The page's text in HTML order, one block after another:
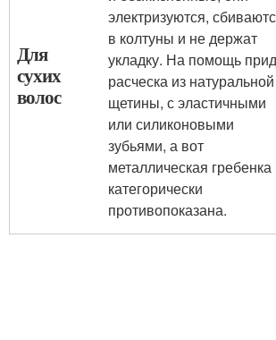
Для
сухих
волос
электризуются,
в колтуны и не держат
укладку. На помощь
расческа из натуральной
щетины, с эластичными
или силиконовыми
зубьями, а вот
металлическая гребенка
категорически
противопоказана.